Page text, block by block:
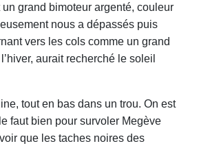
grand bimoteur argenté, couleur
nous a dépassés puis
vers les cols comme un grand
aurait recherché le soleil
tout en bas dans un trou. On est
faut bien pour survoler Megève
que les taches noires des